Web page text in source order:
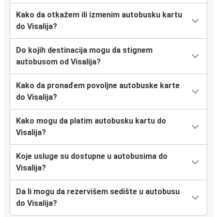
Kako da otkažem ili izmenim autobusku kartu
do Visalija?
Do kojih destinacija mogu da stignem
autobusom od Visalija?
Kako da pronađem povoljne autobuske karte
do Visalija?
Kako mogu da platim autobusku kartu do
Visalija?
Koje usluge su dostupne u autobusima do
Visalija?
Da li mogu da rezervišem sedište u autobusu
do Visalija?